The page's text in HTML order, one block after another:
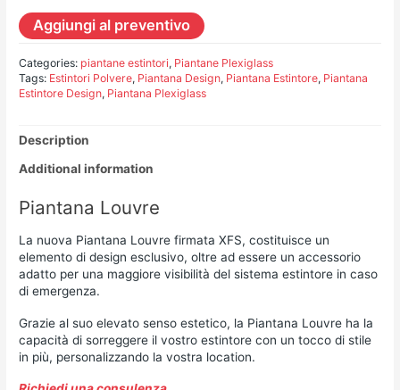
Aggiungi al preventivo
Categories: piantane estintori, Piantane Plexiglass
Tags: Estintori Polvere, Piantana Design, Piantana Estintore, Piantana
Estintore Design, Piantana Plexiglass
Description
Additional information
Piantana Louvre
La nuova Piantana Louvre firmata XFS, costituisce un
elemento di design esclusivo, oltre ad essere un accessorio
adatto per una maggiore visibilità del sistema estintore in caso
di emergenza.
Grazie al suo elevato senso estetico, la Piantana Louvre ha la
capacità di sorreggere il vostro estintore con un tocco di stile
in più, personalizzando la vostra location.